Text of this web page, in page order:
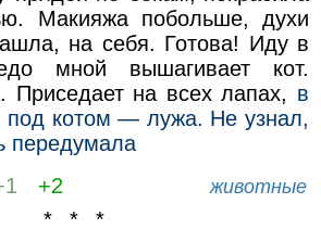
Макияжа побольше, духи
на себя. Готова! Иду в
мной вышагивает кот.
Приседает на всех лапах, в
под котом — лужа. Не узнал,
передумала
+2 животные
* * *